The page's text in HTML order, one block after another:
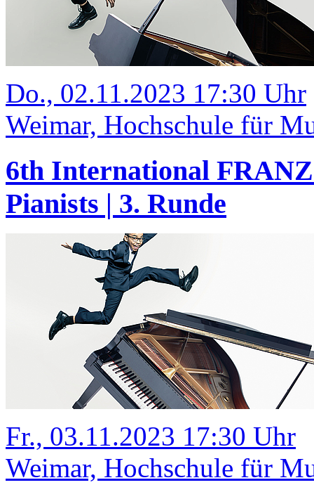
Do., 02.11.2023 17:30 Uhr
Weimar, Hochschule für
6th International
Pianists | 3. Runde
Fr., 03.11.2023 17:30 Uhr
Weimar, Hochschule für